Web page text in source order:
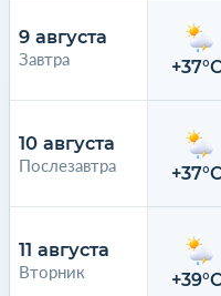
9 августа
Завтра
10 августа
Послезавтра
11 августа
Вторник
+37°C
+37°C
+39°C